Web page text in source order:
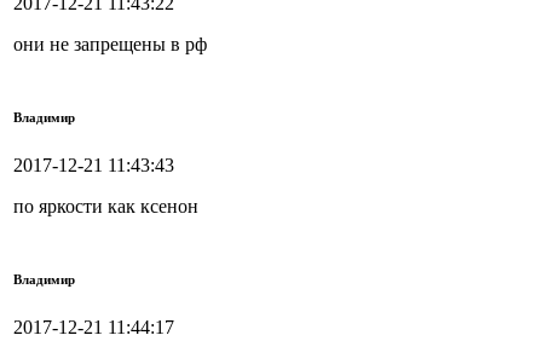
они не запрещены в рф
Владимир
2017-12-21 11:43:43
по яркости как ксенон
Владимир
2017-12-21 11:44:17